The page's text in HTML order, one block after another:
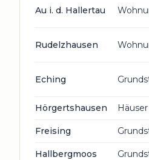
Au i. d. Hallertau
Rudelzhausen
Eching
Hörgertshausen Häuser
Freising
Hallbergmoos